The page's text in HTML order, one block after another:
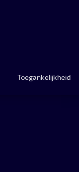
Toegankelijkheid